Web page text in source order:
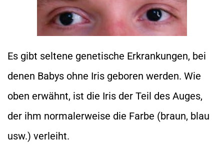
Es gibt seltene genetische Erkrankungen, bei
denen Babys ohne Iris geboren werden. Wie
oben erwähnt, ist die Iris der Teil des Auges,
der ihm normalerweise die Farbe (braun, blau
usw.) verleiht.